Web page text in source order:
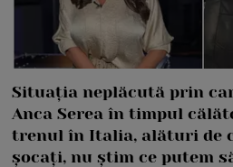
Situația neplăcută prin
Anca Serea în timpul
trenul în Italia, alături de
șocați, nu știm ce putem